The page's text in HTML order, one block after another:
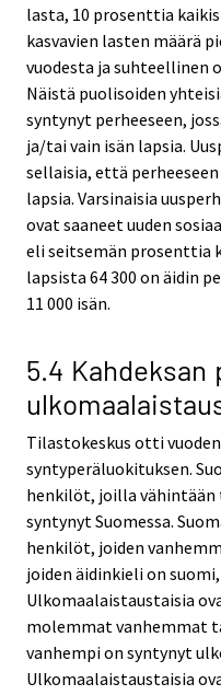
lasta, 10 prosenttia
kasvavien lasten määrä
vuodesta ja suhteellinen
Näistä puolisoiden
syntynyt perheeseen,
ja/tai vain isän lapsia.
sellaisia, että
lapsia. Varsinaisia
ovat saaneet uuden
eli seitsemän prosenttia
lapsista 64 300 on äidin
11 000 isän.
5.4
Tilastokeskus otti
syntyperäluokituksen.
henkilöt, joilla vähintään
syntynyt Suomessa.
henkilöt, joiden
joiden äidinkieli on
Ulkomaalaistaustaisia
molemmat vanhemmat
vanhempi on syntynyt
Ulkomaalaistaustaisia